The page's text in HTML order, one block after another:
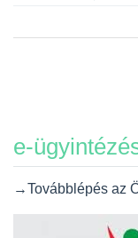
e-
→Továbblépés az